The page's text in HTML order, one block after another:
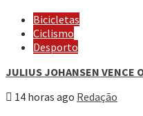
Bicicletas
Ciclismo
Desporto
JULIUS JOHANSEN VENCE
14 horas ago Redação